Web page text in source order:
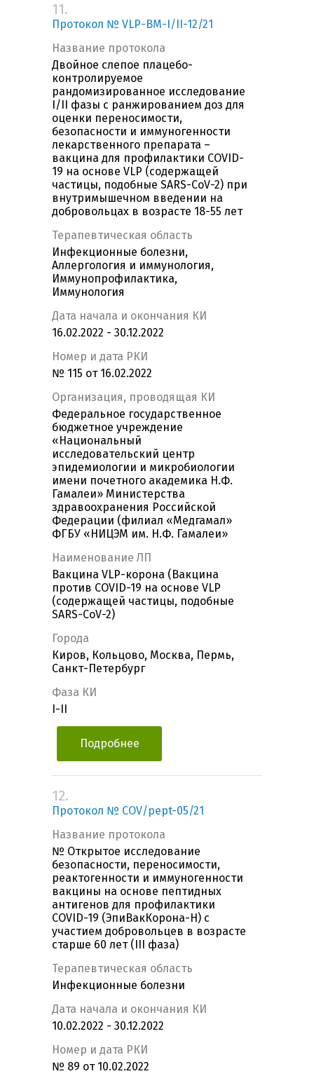
11.
Протокол № VLP-ВМ-I/II-12/21
Название протокола
Двойное слепое плацебо-
контролируемое
рандомизированное исследование
I/II фазы с ранжированием доз для
оценки переносимости,
безопасности и иммуногенности
лекарственного препарата –
вакцина для профилактики COVID-
19 на основе VLP (содержащей
частицы, подобные SARS-CoV-2) при
внутримышечном введении на
добровольцах в возрасте 18-55 лет
Терапевтическая область
Инфекционные болезни,
Аллергология и иммунология,
Иммунопрофилактика,
Иммунология
Дата начала и окончания КИ
16.02.2022 - 30.12.2022
Номер и дата РКИ
№ 115 от 16.02.2022
Организация, проводящая КИ
Федеральное государственное
бюджетное учреждение
«Национальный
исследовательский центр
эпидемиологии и микробиологии
имени почетного академика Н.Ф.
Гамалеи» Министерства
здравоохранения Российской
Федерации (филиал «Медгамал»
ФГБУ «НИЦЭМ им. Н.Ф. Гамалеи»
Наименование ЛП
Вакцина VLP-корона (Вакцина
против COVID-19 на основе VLP
(содержащей частицы, подобные
SARS-CoV-2)
Города
Киров, Кольцово, Москва, Пермь,
Санкт-Петербург
Фаза КИ
I-II
Подробнее
12.
Протокол № COV/pept-05/21
Название протокола
№ Открытое исследование
безопасности, переносимости,
реактогенности и иммуногенности
вакцины на основе пептидных
антигенов для профилактики
COVID-19 (ЭпиВакКорона-Н) с
участием добровольцев в возрасте
старше 60 лет (ІII фаза)
Терапевтическая область
Инфекционные болезни
Дата начала и окончания КИ
10.02.2022 - 30.12.2022
Номер и дата РКИ
№ 89 от 10.02.2022